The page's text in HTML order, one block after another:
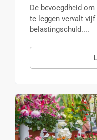
De bevoegdheid
te leggen vervalt
belastingschuld....